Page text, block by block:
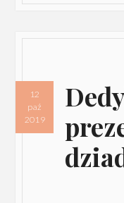
12
paź
2019